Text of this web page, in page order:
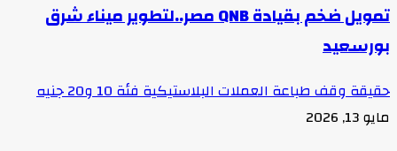
تمويل ضخم بقيادة QNB مصر..لتطوير ميناء شرق
بورسعيد
حقيقة وقف طباعة العملات البلاستيكية فئة 10 و20 جنيه
مايو 13, 2026